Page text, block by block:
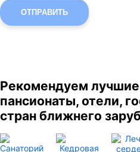
ОТПРАВИТЬ
Рекомендуем лучшие
пансионаты, отели,
стран ближнего